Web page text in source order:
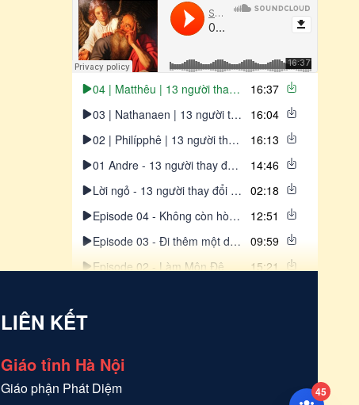
45
04 | Matthêu | 13 người thay đổi thế giới - Chí Thiện
16:37
03 | Nathanaen | 13 người thay đổi thế giới - Chí Thiện
16:04
02 | Philípphê | 13 người thay đổi thế giới - Chí Thiện
16:13
01 Andre - 13 người thay đổi thế gới- Chí Thiện
14:46
Lời ngỏ - 13 người thay đổi thế giới - Chí Thiện 02:18
Episode 04 - Không còn hòn đá nào trên hòn đá nào
12:51
Episode 03 - Đi thêm một dặm nữa
09:59
Episode 02 - Làm Môn Đệ
15:21
LIÊN KẾT
Giáo tỉnh Hà Nội
Giáo phận Phát Diệm